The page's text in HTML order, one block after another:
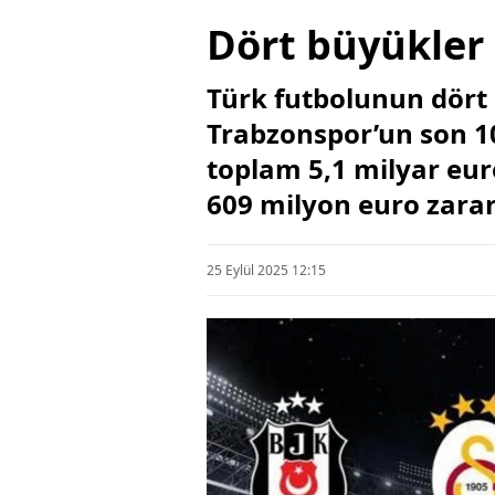
Dört büyükler
Türk futbolunun dört
Trabzonspor’un son
toplam 5,1 milyar
609 milyon euro
25 Eylül 2025 12:15